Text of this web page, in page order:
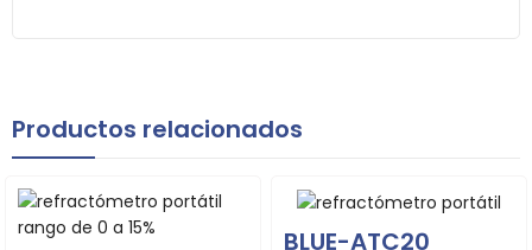
Productos relacionados
BLUE-ATC20